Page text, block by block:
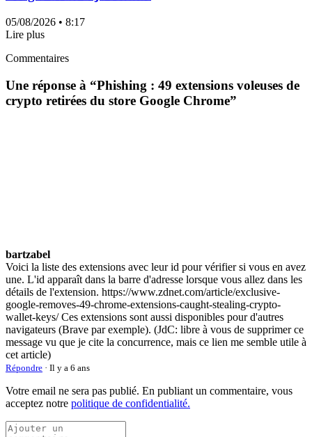
05/08/2026 • 8:17
Lire plus
Commentaires
Une réponse à “Phishing : 49 extensions voleuses de
crypto retirées du store Google Chrome”
bartzabel
Voici la liste des extensions avec leur id pour vérifier si vous en avez
une. L'id apparaît dans la barre d'adresse lorsque vous allez dans les
détails de l'extension. https://www.zdnet.com/article/exclusive-
google-removes-49-chrome-extensions-caught-stealing-crypto-
wallet-keys/ Ces extensions sont aussi disponibles pour d'autres
navigateurs (Brave par exemple). (JdC: libre à vous de supprimer ce
message vu que je cite la concurrence, mais ce lien me semble utile à
cet article)
Répondre · Il y a 6 ans
Votre email ne sera pas publié. En publiant un commentaire, vous
acceptez notre politique de confidentialité.